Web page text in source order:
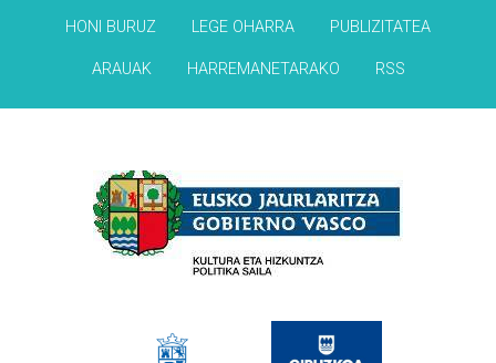
HONI BURUZ LEGE OHARRA PUBLIZITATEA
ARAUAK HARREMANETARAKO RSS